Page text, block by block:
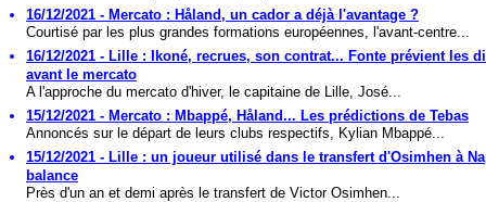
16/12/2021 - Mercato : Håland, un cador a déjà l'avantage ?
Courtisé par les plus grandes formations européennes, l'avant-centre...
16/12/2021 - Lille : Ikoné, recrues, son contrat... Fonte prévient les
avant le mercato
A l'approche du mercato d'hiver, le capitaine de Lille, José...
15/12/2021 - Mercato : Mbappé, Håland... Les prédictions de Tebas
Annoncés sur le départ de leurs clubs respectifs, Kylian Mbappé...
15/12/2021 - Lille : un joueur utilisé dans le transfert d'Osimhen à
balance
Près d'un an et demi après le transfert de Victor Osimhen...